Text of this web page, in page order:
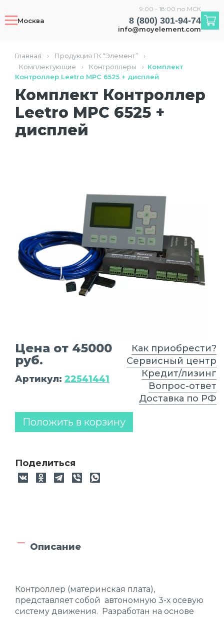
Москва
9:00 - 18:00 по МСК
8 (800) 301-94-74
info@moyelement.com
Главная › Продукция ГК “Элемент”
›
Комплектующие
› Контроллеры › Комплект
Контроллер Leetro MPC 6525 + дисплей
Комплект Контроллер
Leetro MPC 6525 +
дисплей
Цена от 45000
руб.
Артикул: 22541441
Положить в корзину
Поделиться
Как приобрести?
Сервисный центр
Кредит/лизинг
Вопрос-ответ
Доставка по РФ
Описание
Контроллер (материнская плата),
представляет собой автономную 3-х осевую
систему движения. Разработан на основе